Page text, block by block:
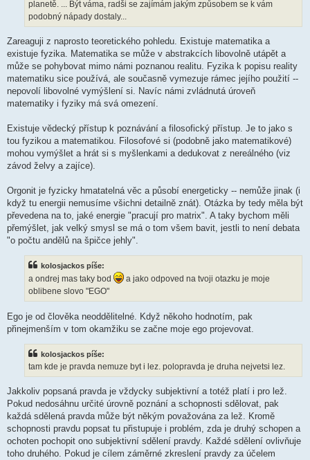
planetě. ... Být váma, radši se zajímám jakým způsobem se k vám
podobný nápady dostaly...
Zareaguji z naprosto teoretického pohledu. Existuje matematika a
existuje fyzika. Matematika se může v abstrakcích libovolně utápět a
může se pohybovat mimo námi poznanou realitu. Fyzika k popisu reality
matematiku sice používá, ale současně vymezuje rámec jejího použití --
nepovolí libovolné vymýšlení si. Navíc námi zvládnutá úroveň
matematiky i fyziky má svá omezení.
Existuje vědecký přístup k poznávání a filosofický přístup. Je to jako s
tou fyzikou a matematikou. Filosofové si (podobně jako matematikové)
mohou vymýšlet a hrát si s myšlenkami a dedukovat z nereálného (viz
závod želvy a zajíce).
Orgonit je fyzicky hmatatelná věc a působí energeticky -- nemůže jinak (i
když tu energii nemusíme všichni detailně znát). Otázka by tedy měla být
převedena na to, jaké energie "pracují pro matrix". A taky bychom měli
přemýšlet, jak velký smysl se má o tom všem bavit, jestli to není debata
"o počtu andělů na špičce jehly".
kolosjackos píše:
a ondrej mas taky bod
a jako odpoved na tvoji otazku je moje
oblibene slovo "EGO"
Ego je od člověka neoddělitelné. Když někoho hodnotím, pak
přinejmenším v tom okamžiku se začne moje ego projevovat.
kolosjackos píše:
tam kde je pravda nemuze byt i lez. polopravda je druha nejvetsi lez.
Jakkoliv popsaná pravda je vždycky subjektivní a totéž platí i pro lež.
Pokud nedosáhnu určité úrovně poznání a schopnosti sdělovat, pak
každá sdělená pravda může být někým považována za lež. Kromě
schopnosti pravdu popsat tu přistupuje i problém, zda je druhý schopen a
ochoten pochopit ono subjektivní sdělení pravdy. Každé sdělení ovlivňuje
toho druhého. Pokud je cílem záměrné zkreslení pravdy za účelem